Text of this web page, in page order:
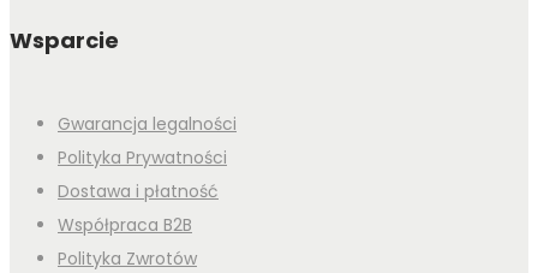
Wsparcie
Gwarancja legalności
Polityka Prywatności
Dostawa i płatność
Współpraca B2B
Polityka Zwrotów